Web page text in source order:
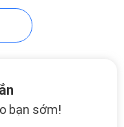
bạn sớm!